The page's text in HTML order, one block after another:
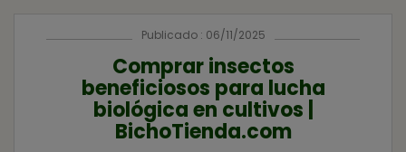
Publicado : 06/11/2025
Comprar insectos
beneficiosos para lucha
biológica en cultivos |
BichoTienda.com